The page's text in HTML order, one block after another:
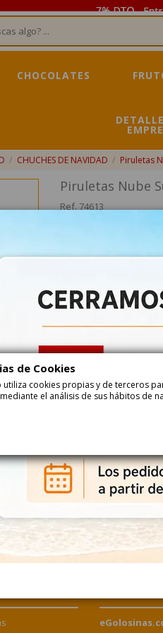
CHOCOLATES
CHUCHES DE NAVIDAD Piruletas
Piruletas Nube
Ref.74613
Impuestos incluidos
Piruletas Nube Sunny
gafas de sol.
Piruletas Nube
Piruletas Nube Sunny
gafas de sol.
de Cookies
utiliza cookies propias y de terceros
el análisis de sus hábitos de